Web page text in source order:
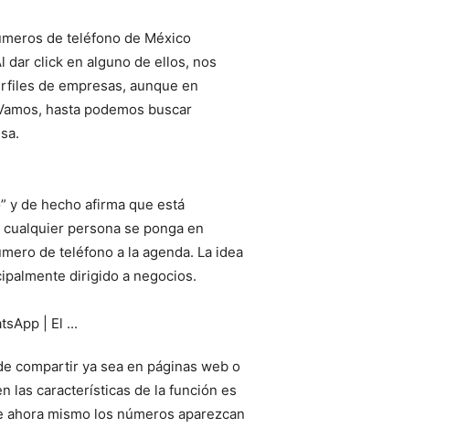
de teléfono de México
dar click en alguno de ellos, nos
de empresas, aunque en
hasta podemos buscar
y de hecho afirma que está
cualquier persona se ponga en
de teléfono a la agenda. La idea
dirigido a negocios.
compartir ya sea en páginas web o
las características de la función es
mismo los números aparezcan